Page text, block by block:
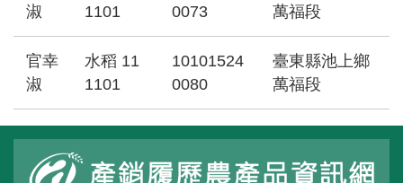
淑
1101
0073
萬福段
官幸
淑
水稻 11
1101
10101524
0080
臺東縣池上鄉
萬福段